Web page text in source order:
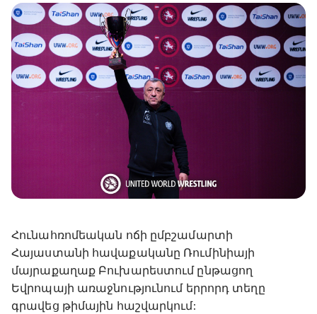
Հունահռոմեական ոճի ըմբշամարտի
Հայաստանի հավաքականը Ռումինիայի
մայրաքաղաք Բուխարեստում ընթացող
Եվրոպայի առաջնությունում երրորդ տեղը
գրավեց թիմային հաշվարկում: